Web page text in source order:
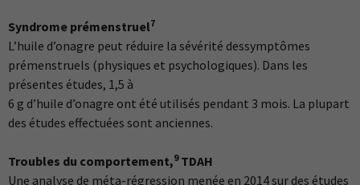
Syndrome prémenstruel7
L’huile d’onagre peut réduire la sévérité dessymptômes
prémenstruels (physiques et psychologiques). Dans les
présentes études, 1,5 à
6 g d’huile d’onagre ont été utilisés pendant 3 mois. La plupart
des études effectuées sont anciennes.
Troubles du comportement,9TDAH
Une analyse de méta-régression menée en 2014 sur des études